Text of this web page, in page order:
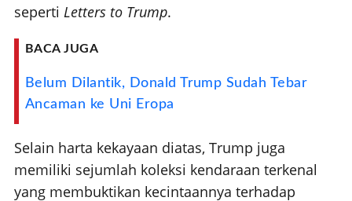
seperti Letters to Trump.
BACA JUGA
Belum Dilantik, Donald Trump Sudah Tebar
Ancaman ke Uni Eropa
Selain harta kekayaan diatas, Trump juga
memiliki sejumlah koleksi kendaraan terkenal
yang membuktikan kecintaannya terhadap